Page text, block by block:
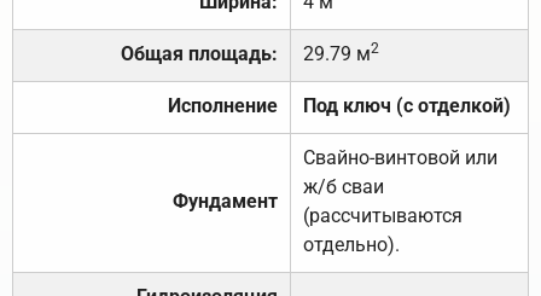
Общая площадь: 29.79 м2
Исполнение Под ключ (с отделкой)
Фундамент
Свайно-винтовой или
ж/б сваи
(рассчитываются
отдельно).